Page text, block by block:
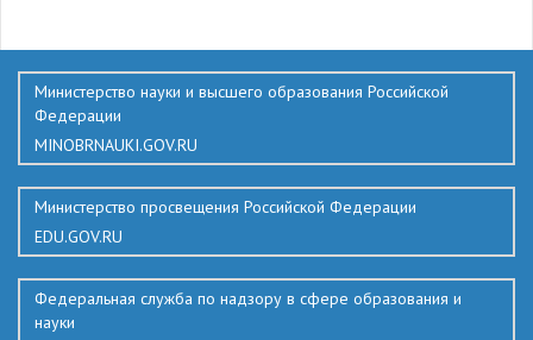
Министерство науки и высшего образования Российской
Федерации
MINOBRNAUKI.GOV.RU
Министерство просвещения Российской Федерации
EDU.GOV.RU
Федеральная служба по надзору в сфере образования и
науки